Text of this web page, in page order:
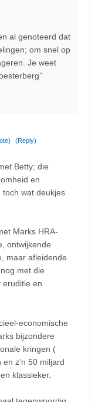
al genoteerd dat
om snel op
Je weet
(Reply)
Betty; die
en
wat deukjes
Marks HRA-
ontwijkende
maar afleidende
met die
eruditie en
economische
bijzondere
kringen (
z’n 50 miljard
klassieker.